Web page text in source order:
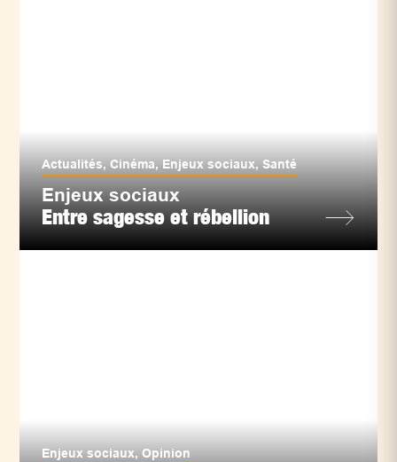
Actualités,Cinéma, Enjeux sociaux,Santé
Enjeux sociaux
Entre sagesse et rébellion
Enjeux sociaux,Opinion